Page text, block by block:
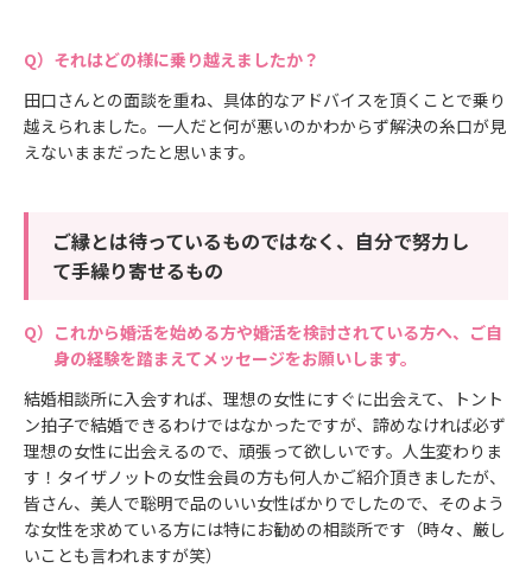
それはどの様に乗り越えましたか？
田口さんとの面談を重ね、具体的なアドバイスを頂くことで乗り
越えられました。一人だと何が悪いのかわからず解決の糸口が見
えないままだったと思います。
ご縁とは待っているものではなく、自分で努力し
て手繰り寄せるもの
これから婚活を始める方や婚活を検討されている方へ、ご自
身の経験を踏まえてメッセージをお願いします。
結婚相談所に入会すれば、理想の女性にすぐに出会えて、トント
ン拍子で結婚できるわけではなかったですが、諦めなければ必ず
理想の女性に出会えるので、頑張って欲しいです。人生変わりま
す！タイザノットの女性会員の方も何人かご紹介頂きましたが、
皆さん、美人で聡明で品のいい女性ばかりでしたので、そのよう
な女性を求めている方には特にお勧めの相談所です（時々、厳し
いことも言われますが笑）